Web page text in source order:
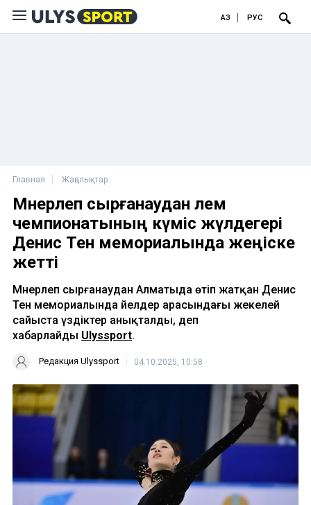
ҚАЗ РУС
Главная Жаңалықтар
Мәнерлеп сырғанаудан әлем
чемпионатының күміс жүлдегері
Денис Тен мемориалында жеңіске
жетті
Мәнерлеп сырғанаудан Алматыда өтіп жатқан Денис
Тен мемориалында әйелдер арасындағы жекелей
сайыста үздіктер анықталды, деп
хабарлайды Ulyssport.
Редакция Ulyssport 04.10.2025, 10:58